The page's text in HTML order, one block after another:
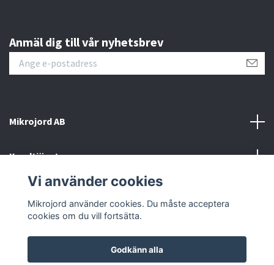
Anmäl dig till vår nyhetsbrev
Mikrojord AB
Kundtjänst
Vi använder cookies
Mikrojord använder cookies. Du måste acceptera
cookies om du vill fortsätta.
Godkänn alla